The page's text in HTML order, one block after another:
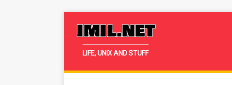
IMIL.NET
LIFE, UNIX AND STUFF